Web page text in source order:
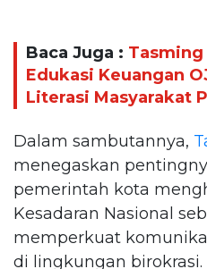
Baca Juga :
Edukasi Keuangan
Literasi Masyarakat
Dalam sambutannya,
menegaskan
pemerintah kota
Kesadaran Nasional
memperkuat
di lingkungan birokrasi.